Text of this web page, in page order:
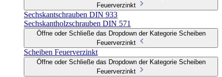
Feuerverzinkt
Sechskantschrauben DIN 933
Sechskantholzschrauben DIN 571
Öffne oder Schließe das Dropdown der Kategorie Scheiben
Feuerverzinkt
Scheiben Feuerverzinkt
Öffne oder Schließe das Dropdown der Kategorie Scheiben
Feuerverzinkt